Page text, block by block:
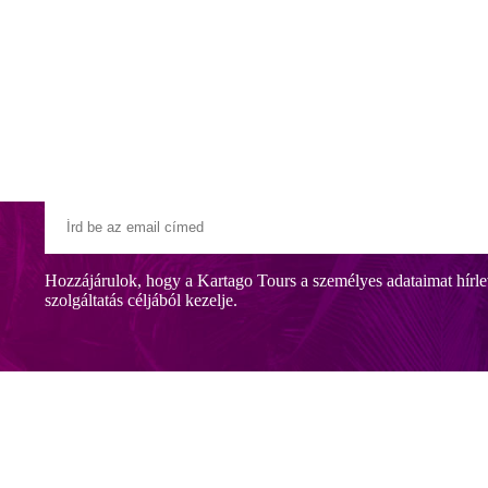
Számos gyermek és felnőtt program, gyermekmedence, wellness-
Hozzájárulok, hogy a Kartago Tours a személyes adataimat
szolgáltatás céljából kezelje.